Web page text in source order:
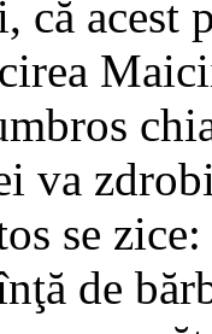
că acest
va
se
de